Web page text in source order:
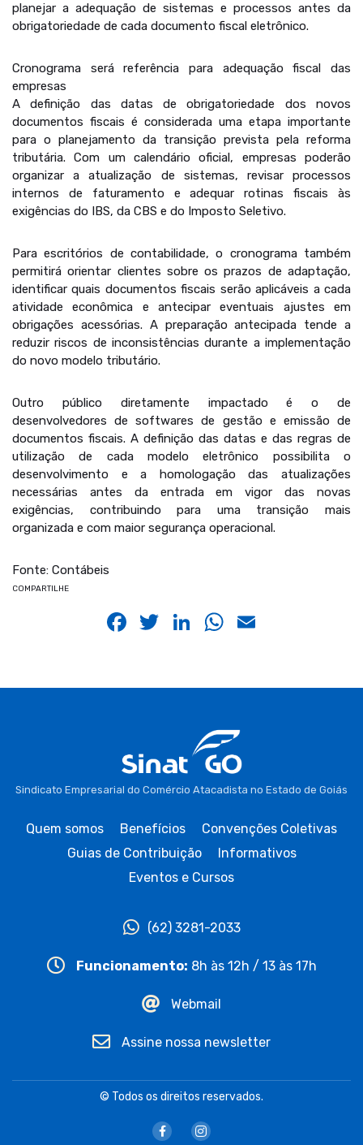
planejar a adequação de sistemas e processos antes da
obrigatoriedade de cada documento fiscal eletrônico.
Cronograma será referência para adequação fiscal das
empresas
A definição das datas de obrigatoriedade dos novos
documentos fiscais é considerada uma etapa importante
para o planejamento da transição prevista pela reforma
tributária. Com um calendário oficial, empresas poderão
organizar a atualização de sistemas, revisar processos
internos de faturamento e adequar rotinas fiscais às
exigências do IBS, da CBS e do Imposto Seletivo.
Para escritórios de contabilidade, o cronograma também
permitirá orientar clientes sobre os prazos de adaptação,
identificar quais documentos fiscais serão aplicáveis a cada
atividade econômica e antecipar eventuais ajustes em
obrigações acessórias. A preparação antecipada tende a
reduzir riscos de inconsistências durante a implementação
do novo modelo tributário.
Outro público diretamente impactado é o de
desenvolvedores de softwares de gestão e emissão de
documentos fiscais. A definição das datas e das regras de
utilização de cada modelo eletrônico possibilita o
desenvolvimento e a homologação das atualizações
necessárias antes da entrada em vigor das novas
exigências, contribuindo para uma transição mais
organizada e com maior segurança operacional.
Fonte: Contábeis
COMPARTILHE
Facebook
Twitter
LinkedIn
WhatsApp
Sindicato Empresarial do Comércio Atacadista no Estado de Goiás
Quem somos Benefícios
Convenções Coletivas
Guias de Contribuição
Informativos
Eventos e Cursos
(62) 3281-2033
Funcionamento: 8h às 12h / 13 às 17h
Webmail
Assine nossa newsletter
© Todos os direitos reservados.